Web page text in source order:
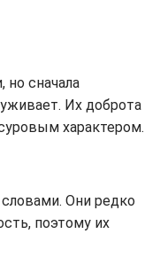
сначала
Их доброта
характером.
Они редко
поэтому их